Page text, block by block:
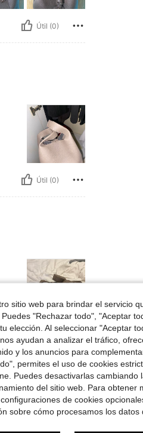
Útil (0)
Útil (0)
Útil (0)
sitio web para brindar el servicio
"Rechazar todo", "Aceptar
elección. Al seleccionar "Aceptar
ayudan a analizar el tráfico,
y los anuncios para
permites el uso de cookies
Puedes desactivarlas cambiando
del sitio web. Para obtener
de cookies
sobre cómo procesamos los datos